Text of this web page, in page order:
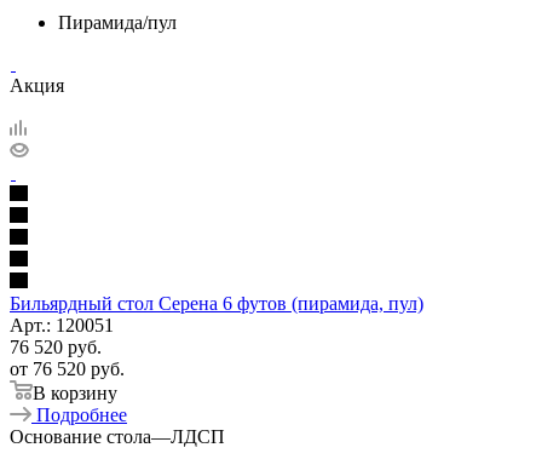
Пирамида/пул
Акция
Бильярдный стол Серена 6 футов (пирамида, пул)
Арт.: 120051
76 520 руб.
от 76 520 руб.
В корзину
Подробнее
Основание стола—ЛДСП